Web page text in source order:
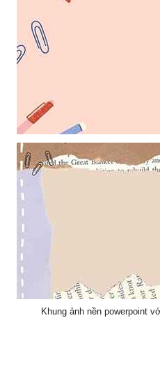
Mẫu thiết kếhung ảnh nền
Khung ảnh nền powerpoint